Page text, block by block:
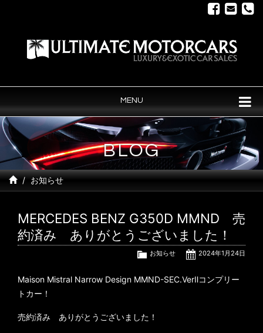
MENU
BLOG
お知らせ
MERCEDES BENZ G350D MMND 売
約済み ありがとうございました！
2024年1月24日
お知らせ
Maison Mistral Narrow Design MMND-SEC.VerⅡコンプリー
トカー！
売約済み ありがとうございました！